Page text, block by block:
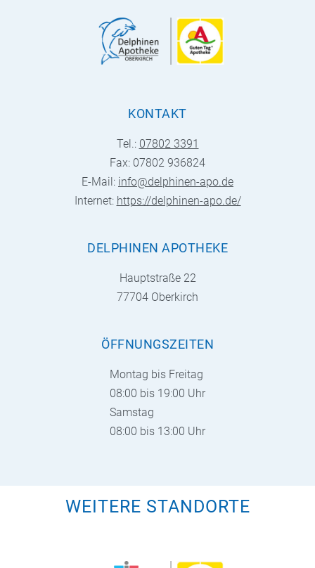
KONTAKT
Tel.: 07802 3391
Fax: 07802 936824
E-Mail: info@delphinen-apo.de
Internet: https://delphinen-apo.de/
DELPHINEN APOTHEKE
Hauptstraße 22
77704 Oberkirch
ÖFFNUNGSZEITEN
Montag bis Freitag
08:00 bis 19:00 Uhr
Samstag
08:00 bis 13:00 Uhr
WEITERE STANDORTE